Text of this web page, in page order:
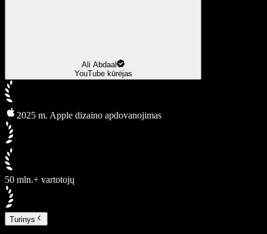
Ali Abdaal
YouTube kūrėjas
2025 m. Apple dizaino apdovanojimas
50 mln.+ vartotojų
Turinys